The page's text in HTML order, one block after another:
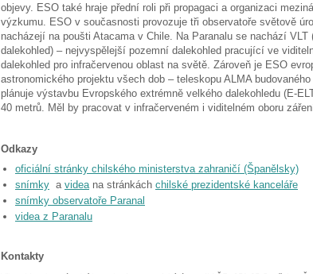
objevy. ESO také hraje přední roli při propagaci a organizaci
výzkumu. ESO v současnosti provozuje tři observatoře světově
nacházejí na poušti Atacama v Chile. Na Paranalu se nachází
dalekohled) – nejvyspělejší pozemní dalekohled pracující ve
dalekohled pro infračervenou oblast na světě. Zároveň je ESO
astronomického projektu všech dob – teleskopu ALMA
plánuje výstavbu Evropského extrémně velkého dalekohledu (E-
40 metrů. Měl by pracovat v infračerveném i viditelném oboru
Odkazy
oficiální stránky chilského ministerstva zahraničí (Španělsky)
snímky a videana stránkách chilské prezidentské kanceláře
snímky observatoře Paranal
videa z Paranalu
Kontakty